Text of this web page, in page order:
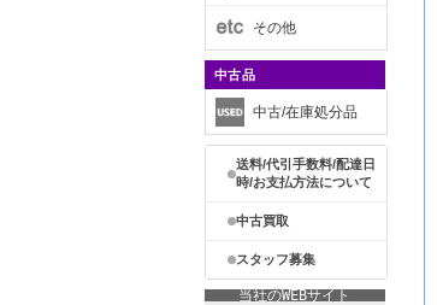
その他
中古品
中古/在庫処分品
送料/代引手数料/配達日
時/お支払方法について
中古買取
スタッフ募集
当社のWEBサイト